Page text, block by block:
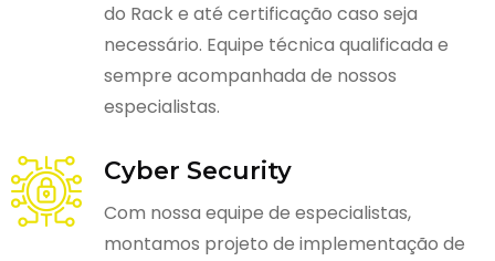
do Rack e até certificação caso seja
necessário. Equipe técnica qualificada e
sempre acompanhada de nossos
especialistas.
Cyber Security
Com nossa equipe de especialistas,
montamos projeto de implementação de